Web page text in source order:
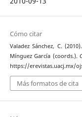
Cómo citar
Valadez Sánchez, C.
Mínguez García (coords.).
https://erevistas.uacj.mx/
Más formatos de cita